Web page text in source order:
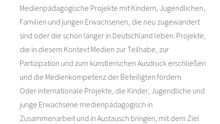
Medienpädagogische Projekte mit Kindern, Jugendlichen,
Familien und jungen Erwachsenen, die neu zugewandert
sind oder die schon länger in Deutschland leben. Projekte,
die in diesem Kontext Medien zur Teilhabe, zur
Partizipation und zum künstlerischen Ausdruck erschließen
und die Medienkompetenz der Beteiligten fördern.
Oder internationale Projekte, die Kinder, Jugendliche und
junge Erwachsene medienpädagogisch in
Zusammenarbeit und in Austausch bringen, mit dem Ziel